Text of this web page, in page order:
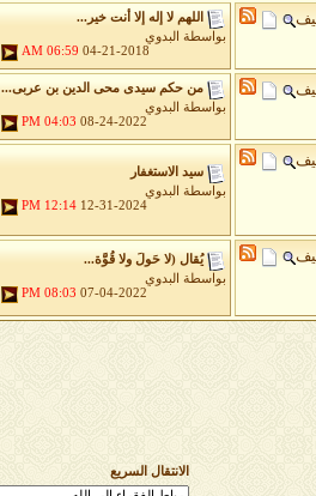
اللهم لا إله إلا أنت خير...
بواسطة
البدوي
04-21-2018
06:59 AM
من حكم سيدى محى الدين بن عربى...
بواسطة
البدوي
08-24-2022
04:03 PM
سيد الاستغفار
بواسطة
البدوي
12-31-2024
12:14 PM
يُقال (لا حَولَ ولا قُوَّة...
بواسطة
البدوي
07-04-2022
08:03 PM
الانتقال السريع